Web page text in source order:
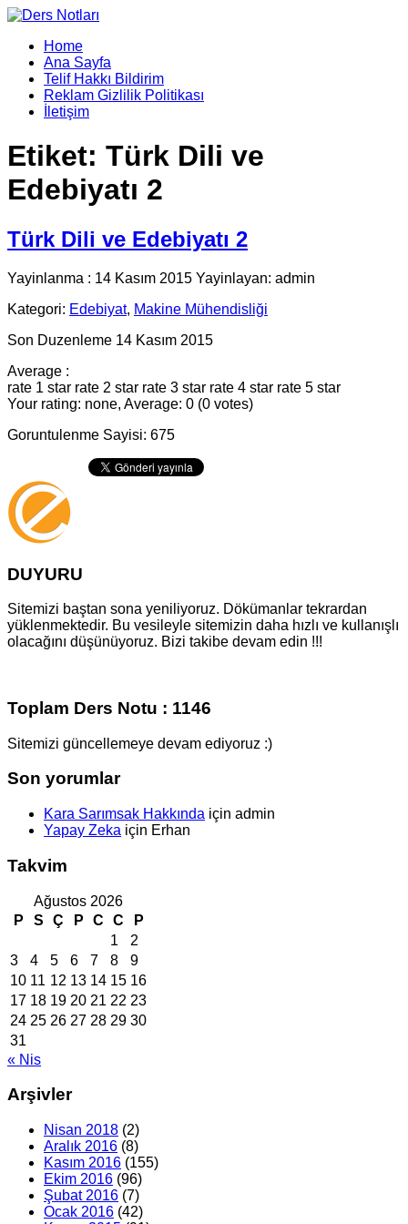
Home
Ana Sayfa
Telif Hakkı Bildirim
Reklam Gizlilik Politikası
İletişim
Etiket: Türk Dili ve
Edebiyatı 2
Türk Dili ve Edebiyatı 2
Yayinlanma : 14 Kasım 2015 Yayinlayan: admin
Kategori: Edebiyat, Makine Mühendisliği
Son Duzenleme 14 Kasım 2015
Average :
rate 1 star rate 2 star rate 3 star rate 4 star rate 5 star
Your rating: none, Average: 0 (0 votes)
Goruntulenme Sayisi: 675
DUYURU
Sitemizi baştan sona yeniliyoruz. Dökümanlar tekrardan
yüklenmektedir. Bu vesileyle sitemizin daha hızlı ve kullanışlı
olacağını düşünüyoruz. Bizi takibe devam edin !!!
Toplam Ders Notu : 1146
Sitemizi güncellemeye devam ediyoruz :)
Son yorumlar
Kara Sarımsak Hakkında için admin
Yapay Zeka için Erhan
Takvim
Ağustos 2026
P
S Ç P C C
P
1
2
3
4 5 6 7 8
9
10 11 12 13 14 15 16
17 18 19 20 21 22 23
24 25 26 27 28 29 30
31
« Nis
Arşivler
Nisan 2018 (2)
Aralık 2016 (8)
Kasım 2016 (155)
Ekim 2016 (96)
Şubat 2016 (7)
Ocak 2016 (42)